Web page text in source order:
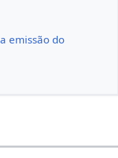
emissão do